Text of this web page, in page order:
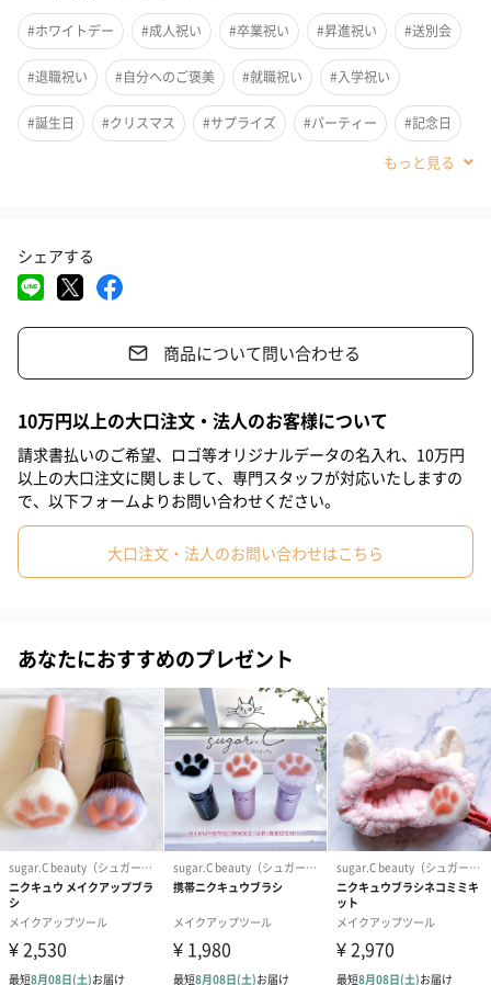
使うたびにキラキラと輝く
キラキラと輝くダイアモンドモチーフのビーズがぎっしりと詰ま
ったメイクブラシ7本セットです。キラキラ輝き雪のようでもある
のでクリスマスのギフトとしても人気です。
持ち手が長く安定感のあるプロ仕様のメイクブラシなので、初心
者の方でも綺麗にメイクを仕上げることができます。
フェイスブラシは毛量も多く優しい肌触り。パウダー含みもよく
肌にふわっとのせることができるので、メイクがナチュラルにキ
レイに仕上がります。
おすすめの使い方
⓵チークブラシ
ベースメイクの仕上げのパウダーやチークをふんわりとのせる際
#ホワイトデー #成人祝い #卒業祝い #昇進祝い #送別会
#退職祝い #自分へのご褒美 #就職祝い #入学祝い
#誕生日 #クリスマス #サプライズ #パーティー #記念日
#女子高校生
#彼女 #同僚女性
#女性 #女友達
#60代
シェアする
商品について問い合わせる
10万円以上の大口注文・法人のお客様について
請求書払いのご希望、ロゴ等オリジナルデータの名入れ、10万円
以上の大口注文に関しまして、専門スタッフが対応いたしますの
で、以下フォームよりお問い合わせください。
大口注文・法人のお問い合わせはこちら
あなたにおすすめのプレゼント